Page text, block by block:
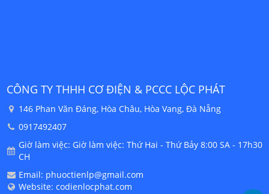
CÔNG TY THHH CƠ ĐIỆN & PCCC LỘC PHÁT
146 Phan Văn Đáng, Hòa Châu, Hòa Vang, Đà Nẵng
0917492407
Giờ làm việc: Giờ làm việc: Thứ Hai - Thứ Bảy 8:00 SA - 17h30
CH
Email: phuoctienlp@gmail.com
Website: codienlocphat.com